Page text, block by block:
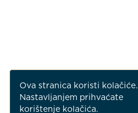
Ova stranica koristi kolačiće.
Nastavljanjem prihvaćate
korištenje kolačića.